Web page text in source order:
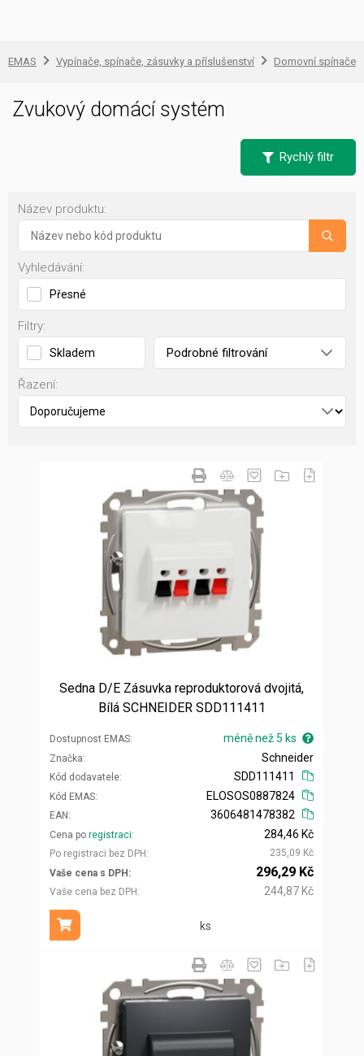
EMAS Vypínače, spínače, zásuvky a příslušenství Domovní spínače
Zvukový domácí systém
Rychlý filtr
Název produktu:
Vyhledávání:
Přesné
Filtry:
Skladem Podrobné filtrování
Řazení:
Sedna D/E Zásuvka reproduktorová dvojitá,
Bílá SCHNEIDER SDD111411
Dostupnost EMAS méně než 5 ks
Značka
Kód dodavatele
Schneider
SDD111411
Kód EMAS
EAN
ELOSOS0887824
3606481478382
Cena po registraci
Po registraci bez DPH
284,46 Kč
235,09 Kč
Vaše cena s DPH
Vaše cena bez DPH
296,29 Kč
244,87 Kč
ks
Přidat do košíku